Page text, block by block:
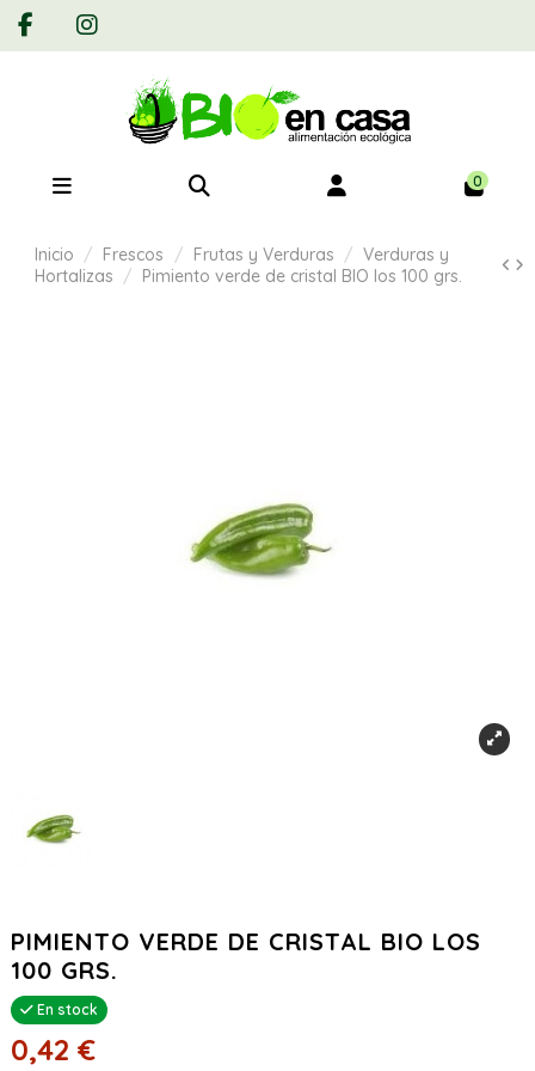
0
Inicio Frescos Frutas y Verduras
Verduras y
Hortalizas
Pimiento verde de cristal BIO los 100 grs.
PIMIENTO VERDE DE CRISTAL BIO LOS
100 GRS.
En stock
0,42 €